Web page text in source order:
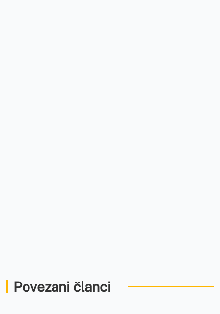
Povezani članci